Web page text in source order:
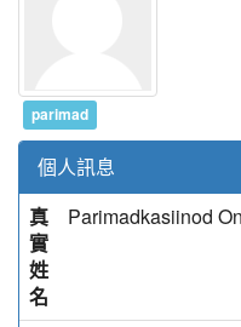
parimad
個人訊息
真
實
姓
名
Parimadkasiinod